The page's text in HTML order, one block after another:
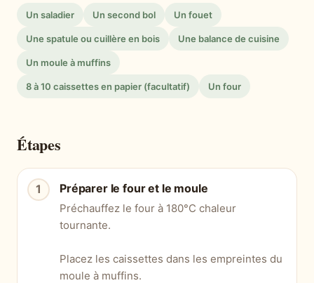
Un saladier Un second bol Un fouet
Une spatule ou cuillère en bois Une balance de cuisine
Un moule à muffins
8 à 10 caissettes en papier (facultatif) Un four
Étapes
Préparer le four et le moule
Préchauffez le four à 180°C chaleur
tournante.
Placez les caissettes dans les empreintes du
moule à muffins.